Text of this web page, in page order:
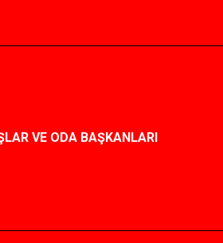
VE ODA BAŞKANLARI